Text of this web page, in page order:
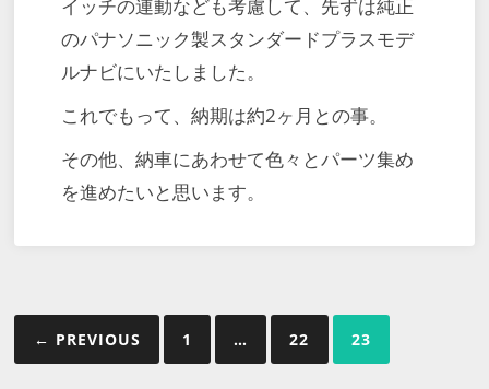
イッチの連動なども考慮して、先ずは純正
のパナソニック製スタンダードプラスモデ
ルナビにいたしました。
これでもって、納期は約2ヶ月との事。
その他、納車にあわせて色々とパーツ集め
を進めたいと思います。
投
稿
← PREVIOUS 1 … 22 23